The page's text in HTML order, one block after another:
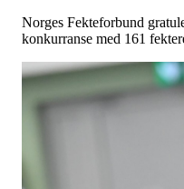
Norges Fekteforbund
konkurranse med 161